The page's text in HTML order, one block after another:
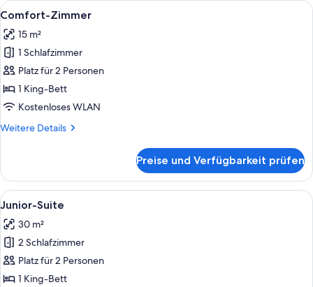
Alle
Fotos
für
Comfort-
Zimmer
anzeigen
Comfort-Zimmer |
7
Comfort-Zimmer
15 m²
1 Schlafzimmer
Platz für 2 Personen
1 King-Bett
Kostenloses WLAN
Weitere Details
Weitere
Zimmer
Preise und Verfügbarkeit prüfen
Alle
Fotos
für
Junior-
Suite
anzeigen
Ein Schlafzimmer im Spitzboden mit
12
Junior-Suite
30 m²
2 Schlafzimmer
Platz für 2 Personen
1 King-Bett